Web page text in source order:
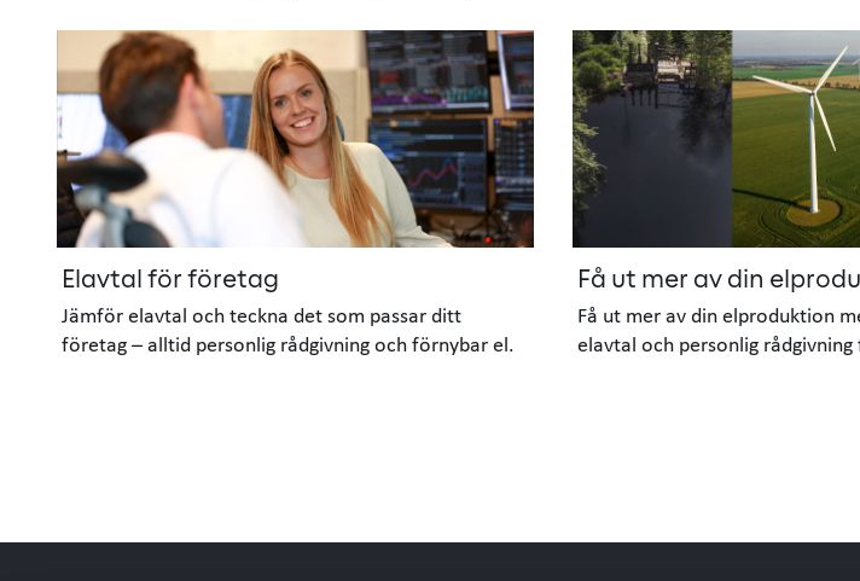
Elavtal för företag
Jämför elavtal och teckna det som passar ditt
företag – alltid personlig rådgivning och förnybar el.
Få ut mer av din
Få ut mer av din elproduktion
elavtal och personlig
kort